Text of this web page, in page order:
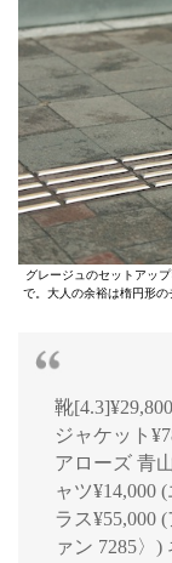
グレージュのセットアッ
で。大人の余裕は楕円形
靴
ジャケット
アローズ 青
ャツ¥14,000
ラス¥55,000
ァン 7285〉